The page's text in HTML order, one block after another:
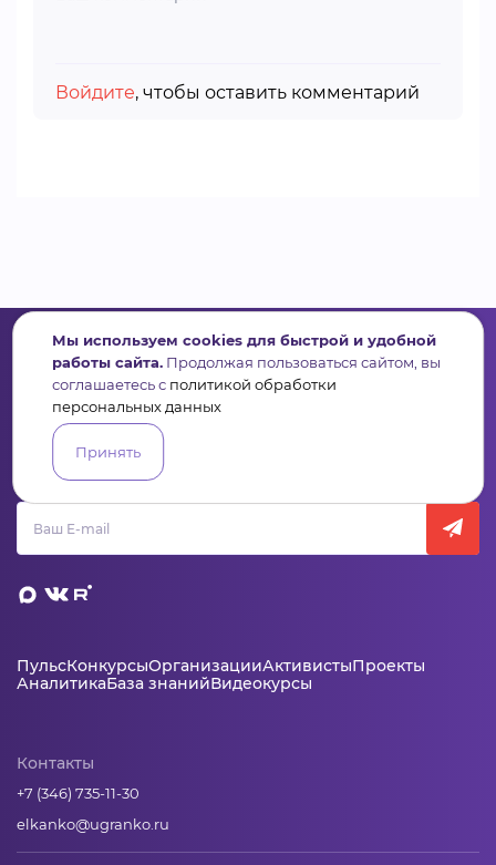
Войдите, чтобы оставить комментарий
Сервис для некоммерческих организаций
и социальных предпринимателей
Подпишись на рассылку дайджест, новости, мероприятия
ПульсКонкурсыОрганизацииАктивистыПроекты
АналитикаБаза знанийВидеокурсы
Контакты
+7 (346) 735-11-30
elkanko@ugranko.ru
Мы используем cookies для быстрой и удобной
работы сайта. Продолжая пользоваться сайтом, вы
соглашаетесь с политикой обработки
персональных данных
Принять